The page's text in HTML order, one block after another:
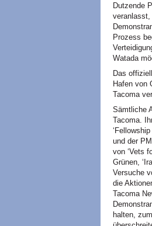
Dutzende
veranlasst,
Prozess
Watada
Das
Hafen von
Tacoma
Sämtliche
Tacoma.
und der
von ‘Vets
Grünen,
Versuche
die
Tacoma
halten,